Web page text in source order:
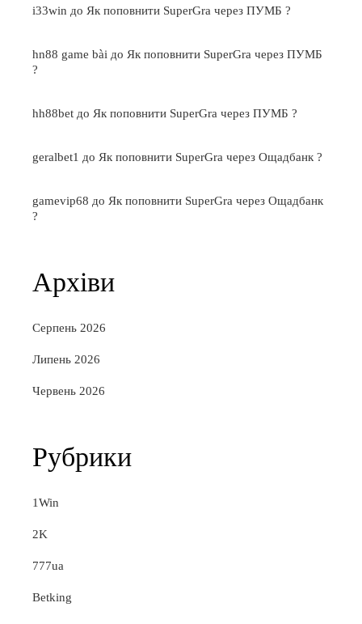
i33win до Як поповнити SuperGra через ПУМБ ?
hn88 game bài до Як поповнити SuperGra через ПУМБ
?
hh88bet до Як поповнити SuperGra через ПУМБ ?
geralbet1 до Як поповнити SuperGra через Ощадбанк ?
gamevip68 до Як поповнити SuperGra через Ощадбанк
?
Архіви
Серпень 2026
Липень 2026
Червень 2026
Рубрики
1Win
2K
777ua
Betking